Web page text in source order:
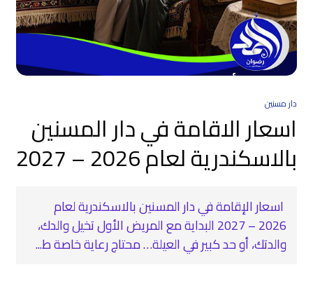
دار مسنين
اسعار الاقامة في دار المسنين
بالاسكندرية لعام 2026 – 2027
اسعار الإقامة في دار المسنين بالاسكندرية لعام
2026 – 2027 البداية مع المريض الأول تخيل والدك،
والدتك، أو حد كبير في العيلة… محتاج رعاية خاصة ط...